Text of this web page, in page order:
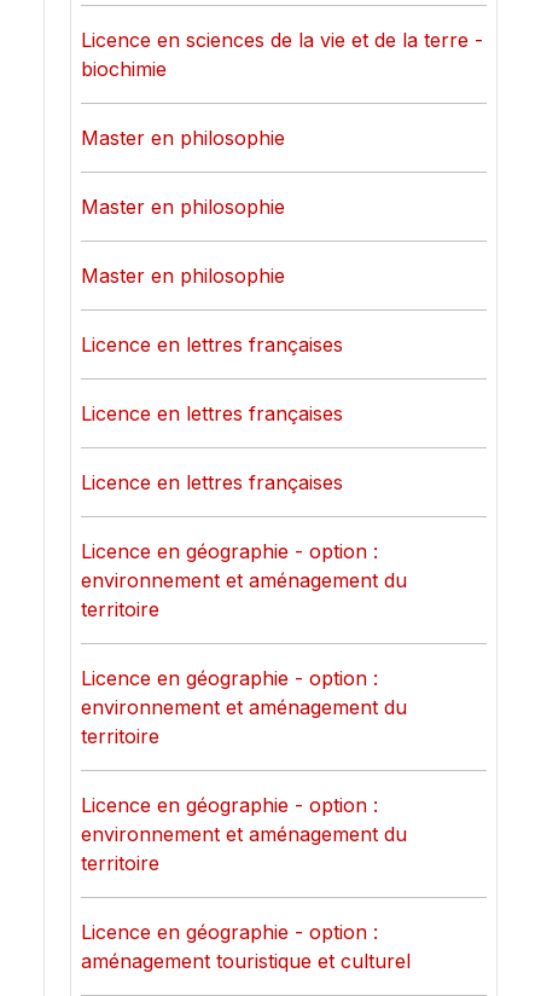
Licence en sciences de la vie et de la terre -
biochimie
Master en philosophie
Master en philosophie
Master en philosophie
Licence en lettres françaises
Licence en lettres françaises
Licence en lettres françaises
Licence en géographie - option :
environnement et aménagement du
territoire
Licence en géographie - option :
environnement et aménagement du
territoire
Licence en géographie - option :
environnement et aménagement du
territoire
Licence en géographie - option :
aménagement touristique et culturel